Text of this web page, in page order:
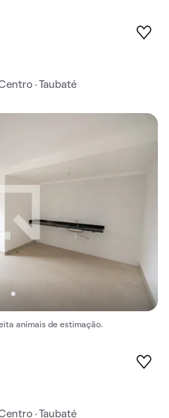
· Taubaté
animais de estimação.
· Taubaté